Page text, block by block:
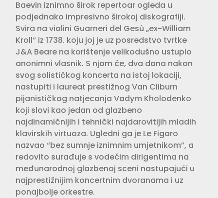
Baevin iznimno širok repertoar ogleda u
podjednako impresivno širokoj diskografiji.
Svira na violini Guarneri del Gesù „ex-William
Kroll“ iz 1738. koju joj je uz posredstvo tvrtke
J&A Beare na korištenje velikodušno ustupio
anonimni vlasnik. S njom će, dva dana nakon
svog solističkog koncerta na istoj lokaciji,
nastupiti i laureat prestižnog Van Cliburn
pijanističkog natjecanja Vadym Kholodenko
koji slovi kao jedan od glazbeno
najdinamičnijih i tehnički najdarovitijih mladih
klavirskih virtuoza. Ugledni ga je Le Figaro
nazvao “bez sumnje iznimnim umjetnikom”, a
redovito surađuje s vodećim dirigentima na
međunarodnoj glazbenoj sceni nastupajući u
najprestižnijim koncertnim dvoranama i uz
ponajbolje orkestre.